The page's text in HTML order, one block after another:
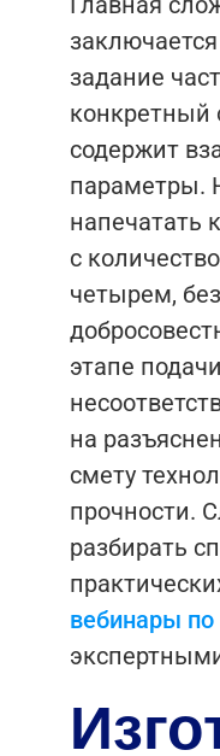
задание
конкретный
содержит
параметры.
напечатать
с
четырем,
этапе
на
смету
прочности.
разбирать
вебинары по